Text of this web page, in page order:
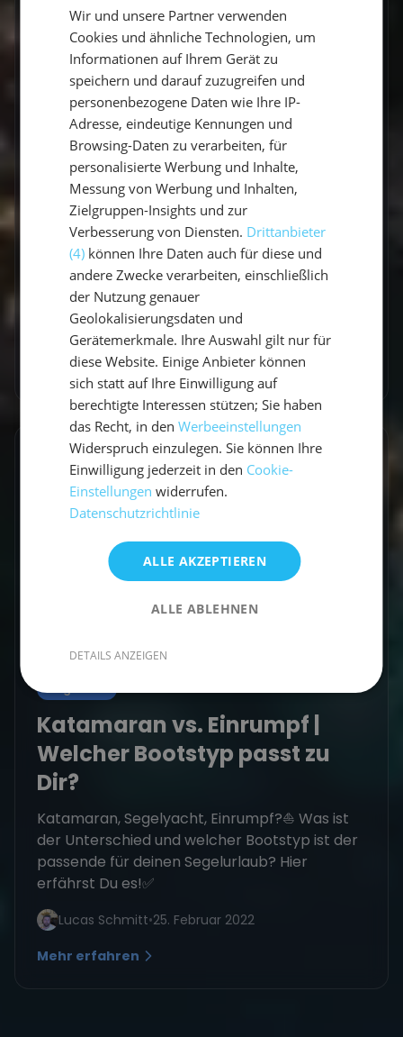
Revierbericht
Katamaran mitsegeln im
Mittelmeer: Erfahrungen und
Tipps
Erfahre welche Erfahrungen und Tipps beim
Mitsegeln auf einem Katamaran im
Mittelmehr wichtig sind ⛵
Lucas Schmitt•19. Juli 2023
Mehr erfahren
Katamaran vs. Einrumpf |
Welcher Bootstyp passt zu
Dir?
Katamaran, Segelyacht, Einrumpf?⛵ Was ist
der Unterschied und welcher Bootstyp ist der
passende für deinen Segelurlaub? Hier
erfährst Du es!✅
Lucas Schmitt•25. Februar 2022
Mehr erfahren
Wir und unsere Partner verwenden
Cookies und ähnliche Technologien, um
Informationen auf Ihrem Gerät zu
speichern und darauf zuzugreifen und
personenbezogene Daten wie Ihre IP-
Adresse, eindeutige Kennungen und
Browsing-Daten zu verarbeiten, für
personalisierte Werbung und Inhalte,
Messung von Werbung und Inhalten,
Zielgruppen-Insights und zur
Verbesserung von Diensten. Drittanbieter
(4) können Ihre Daten auch für diese und
andere Zwecke verarbeiten, einschließlich
der Nutzung genauer
Geolokalisierungsdaten und
Gerätemerkmale. Ihre Auswahl gilt nur für
diese Website. Einige Anbieter können
sich statt auf Ihre Einwilligung auf
berechtigte Interessen stützen; Sie haben
das Recht, in denWerbeeinstellungen
Widerspruch einzulegen. Sie können Ihre
Einwilligung jederzeit in den Cookie-
Einstellungen widerrufen.
Datenschutzrichtlinie
ALLE AKZEPTIEREN
ALLE ABLEHNEN
DETAILS ANZEIGEN